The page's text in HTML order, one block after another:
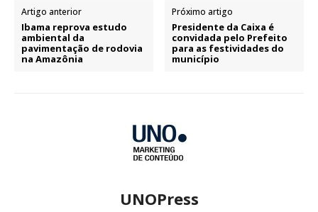
Artigo anterior
Ibama reprova estudo
ambiental da
pavimentação de rodovia
na Amazônia
Próximo artigo
Presidente da Caixa é
convidada pelo Prefeito
para as festividades do
município
UNOPress